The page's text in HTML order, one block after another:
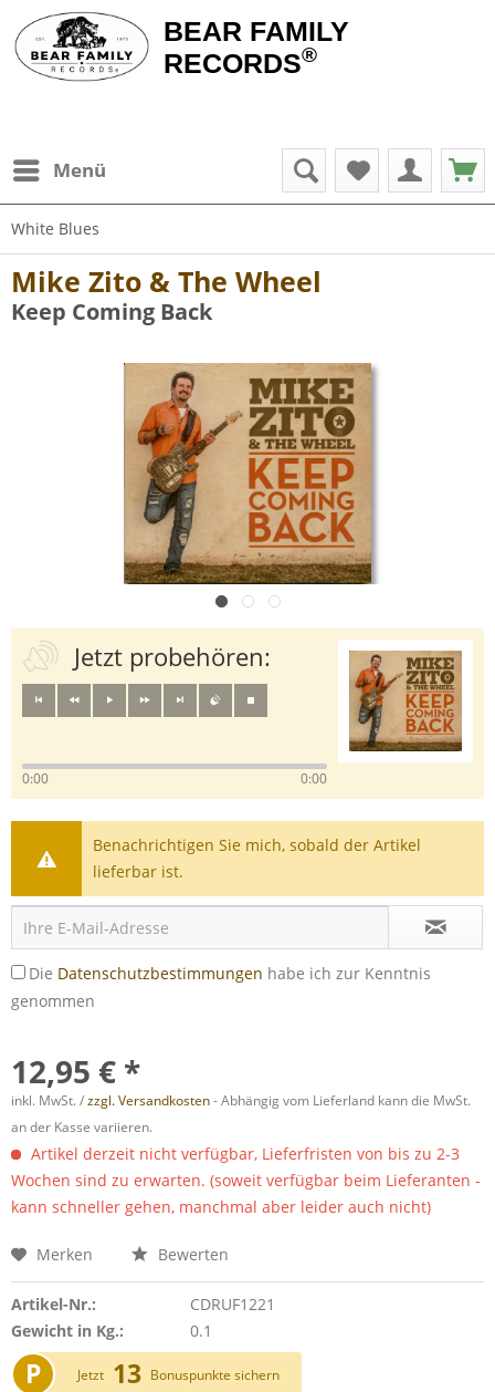
BEAR FAMILY
RECORDS®
Menü
White Blues
Mike Zito & The Wheel
Keep Coming Back
Jetzt probehören:
0:00 0:00
Benachrichtigen Sie mich, sobald der Artikel
lieferbar ist.
Die Datenschutzbestimmungen habe ich zur Kenntnis
genommen
12,95 € *
inkl. MwSt. /zzgl. Versandkosten- Abhängig vom Lieferland kann die MwSt.
an der Kasse variieren.
Artikel derzeit nicht verfügbar, Lieferfristen von bis zu 2-3
Wochen sind zu erwarten. (soweit verfügbar beim Lieferanten -
kann schneller gehen, manchmal aber leider auch nicht)
Merken Bewerten
Artikel-Nr.:
CDRUF1221
Gewicht in Kg.:
0.1
P Jetzt 13 Bonuspunkte sichern